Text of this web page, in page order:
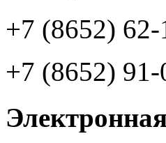
+7 (8652) 62-
+7 (8652) 91-